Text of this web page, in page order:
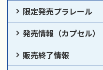
限定発売プラレール
発売情報（カプセル）
販売終了情報